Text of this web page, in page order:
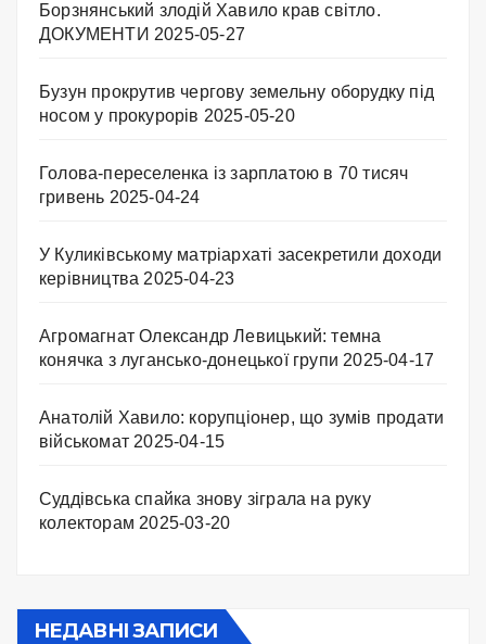
Борзнянський злодій Хавило крав світло.
ДОКУМЕНТИ 2025-05-27
Бузун прокрутив чергову земельну оборудку під
носом у прокурорів 2025-05-20
Голова-переселенка із зарплатою в 70 тисяч
гривень 2025-04-24
У Куликівському матріархаті засекретили доходи
керівництва 2025-04-23
Агромагнат Олександр Левицький: темна
конячка з лугансько-донецької групи 2025-04-17
Анатолій Хавило: корупціонер, що зумів продати
військомат 2025-04-15
Суддівська спайка знову зіграла на руку
колекторам 2025-03-20
НЕДАВНІ ЗАПИСИ